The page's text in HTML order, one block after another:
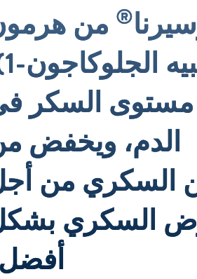
® من
مستوى السكر
الدم، ويخفض
السكري من
السكري